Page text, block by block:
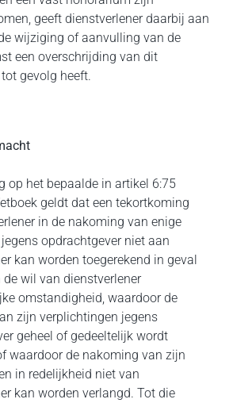
geeft dienstverlener daarbij aan
wijziging of aanvulling van de
een overschrijding van dit
gevolg heeft.
op het bepaalde in artikel 6:75
geldt dat een tekortkoming
in de nakoming van enige
opdrachtgever niet aan
kan worden toegerekend in geval
de wil van dienstverlener
omstandigheid, waardoor de
zijn verplichtingen jegens
geheel of gedeeltelijk wordt
waardoor de nakoming van zijn
in redelijk­heid niet van
kan worden verlangd. Tot die